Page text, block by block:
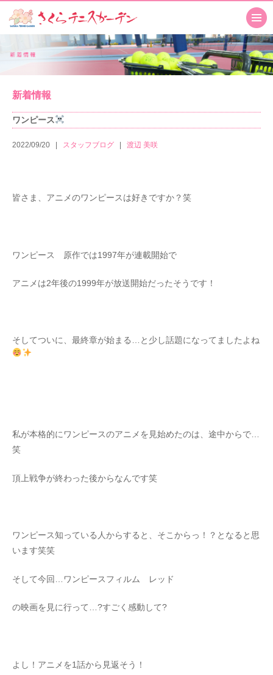
新着情報
ワンピース
2022/09/20 スタッフブログ 渡辺 美咲
皆さま、アニメのワンピースは好きですか？笑
ワンピース 原作では1997年が連載開始で
アニメは2年後の1999年が放送開始だったそうです！
そしてついに、最終章が始まる…と少し話題になってましたよね
私が本格的にワンピースのアニメを見始めたのは、途中からで…
笑
頂上戦争が終わった後からなんです笑
ワンピース知っている人からすると、そこからっ！？となると思
います笑笑
そして今回…ワンピースフィルム レッド
の映画を見に行って…?すごく感動して?
よし！アニメを1話から見返そう！